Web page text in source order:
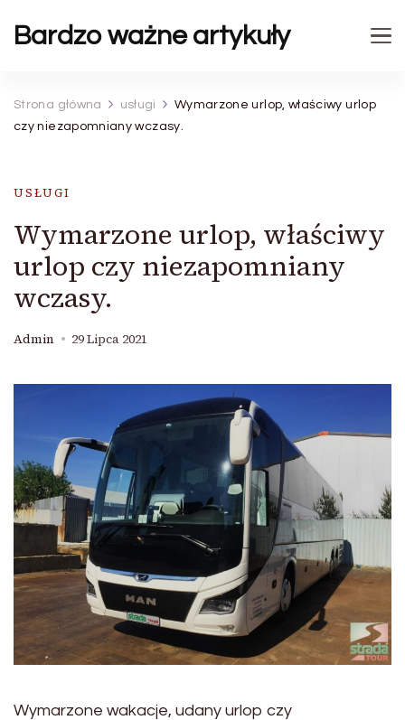
Bardzo ważne artykuły
Strona główna usługi
Wymarzone urlop, właściwy urlop
czy niezapomniany wczasy.
USŁUGI
Wymarzone urlop, właściwy
urlop czy niezapomniany
wczasy.
Admin 29 Lipca 2021
Wymarzone wakacje, udany urlop czy